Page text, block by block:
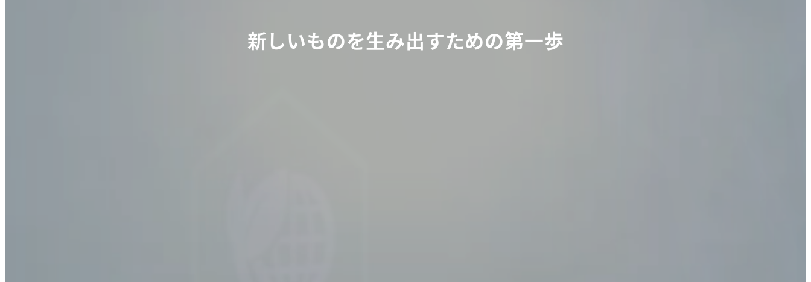
新しいものを生み出すための第一歩
新しいものを生み出すための第一歩
新しいものを生み出すための第一歩